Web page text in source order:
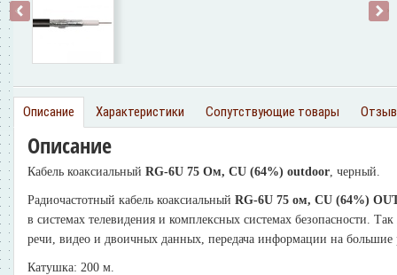
‹ ›
Описание Характеристики Сопутствующие товары
Описание
Кабель коаксиальный RG-6U 75 Ом, CU (64%) outdoor , черный.
Радиочастотный кабель коаксиальный RG-6U 75 ом, CU (64%)
в системах телевидения и комплексных системах безопасности.
речи, видео и двоичных данных, передача информации на большие
Катушка: 200 м.